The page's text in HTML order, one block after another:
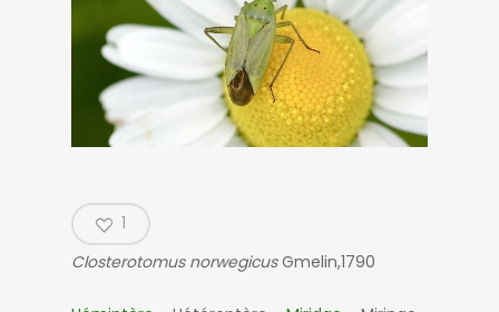
1
Closterotomus norwegicusGmelin,1790